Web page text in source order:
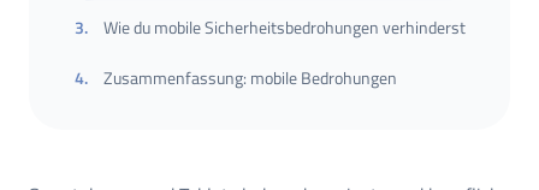
3.
Wie du mobile Sicherheitsbedrohungen verhinderst
4. Zusammenfassung: mobile Bedrohungen